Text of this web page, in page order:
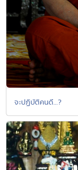
จะปฏิบัติคนดี...?